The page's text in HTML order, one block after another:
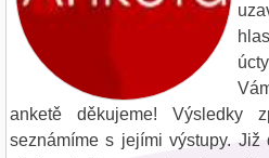
anketě děkujeme! Výsledky
seznámíme s jejími výstupy.